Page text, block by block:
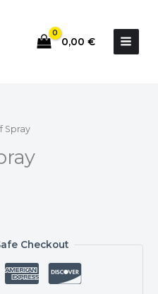
0,00 €
Spray
Checkout